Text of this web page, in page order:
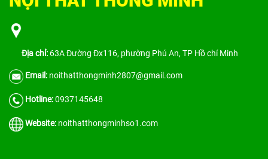
Địa chỉ: 63A Đường Đx116, phường Phú An, TP Hồ chí Minh
Email: noithatthongminh2807@gmail.com
Hotline:0937145648
Website: noithatthongminhso1.com